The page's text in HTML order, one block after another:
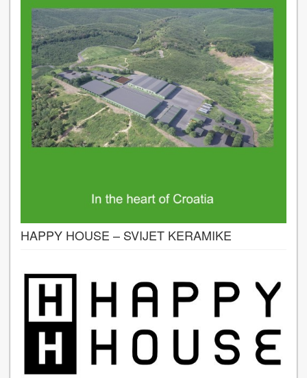
HAPPY HOUSE – SVIJET KERAMIKE